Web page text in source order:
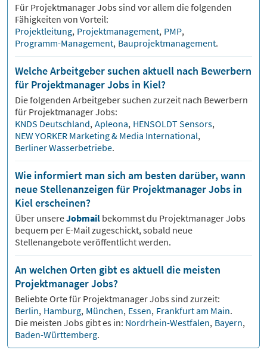
Für ProjektmanagerJobs sind vor allem die folgenden
Fähigkeiten von Vorteil:
Projektleitung, Projektmanagement, PMP,
Programm-Management, Bauprojektmanagement.
Welche Arbeitgeber suchen aktuell nach Bewerbern
für Projektmanager Jobs in Kiel?
Die folgenden Arbeitgeber suchen zurzeit nach Bewerbern
für ProjektmanagerJobs:
KNDS Deutschland, Apleona, HENSOLDT Sensors,
NEW YORKER Marketing & Media International,
Berliner Wasserbetriebe.
Wie informiert man sich am besten darüber, wann
neue Stellenanzeigen für Projektmanager Jobs in
Kiel erscheinen?
Über unsereJobmail bekommst du ProjektmanagerJobs
bequem per E-Mail zugeschickt, sobald neue
Stellenangebote veröffentlicht werden.
An welchen Orten gibt es aktuell die meisten
Projektmanager Jobs?
Beliebte Orte für ProjektmanagerJobs sind zurzeit:
Berlin, Hamburg, München, Essen, Frankfurt am Main.
Die meisten Jobs gibt es in: Nordrhein-Westfalen, Bayern,
Baden-Württemberg.